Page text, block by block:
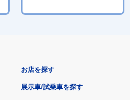
お店を探す
展示車/試乗車を探す